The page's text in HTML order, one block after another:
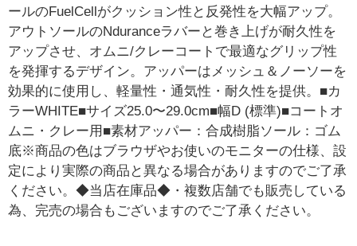
ールのFuelCellがクッション性と反発性を大幅アップ。
アウトソールのNduranceラバーと巻き上げが耐久性を
アップさせ、オムニ/クレーコートで最適なグリップ性
を発揮するデザイン。アッパーはメッシュ＆ノーソーを
効果的に使用し、軽量性・通気性・耐久性を提供。■カ
ラーWHITE■サイズ25.0〜29.0cm■幅D (標準)■コートオ
ムニ・クレー用■素材アッパー：合成樹脂ソール：ゴム
底※商品の色はブラウザやお使いのモニターの仕様、設
定により実際の商品と異なる場合がありますのでご了承
ください。◆当店在庫品◆・複数店舗でも販売している
為、完売の場合もございますのでご了承ください。